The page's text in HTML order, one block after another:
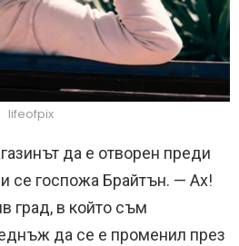
lifeofpix
да е отворен преди
се госпожа Брайтън. — Ах!
град, в който съм
да се е променил през